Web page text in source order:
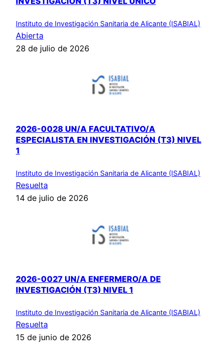
Instituto de Investigación Sanitaria de Alicante (ISABIAL)
Abierta
28 de julio de 2026
2026-0028 UN/A FACULTATIVO/A
ESPECIALISTA EN INVESTIGACIÓN (T3) NIVEL
1
Instituto de Investigación Sanitaria de Alicante (ISABIAL)
Resuelta
14 de julio de 2026
2026-0027 UN/A ENFERMERO/A DE
INVESTIGACIÓN (T3) NIVEL 1
Instituto de Investigación Sanitaria de Alicante (ISABIAL)
Resuelta
15 de junio de 2026